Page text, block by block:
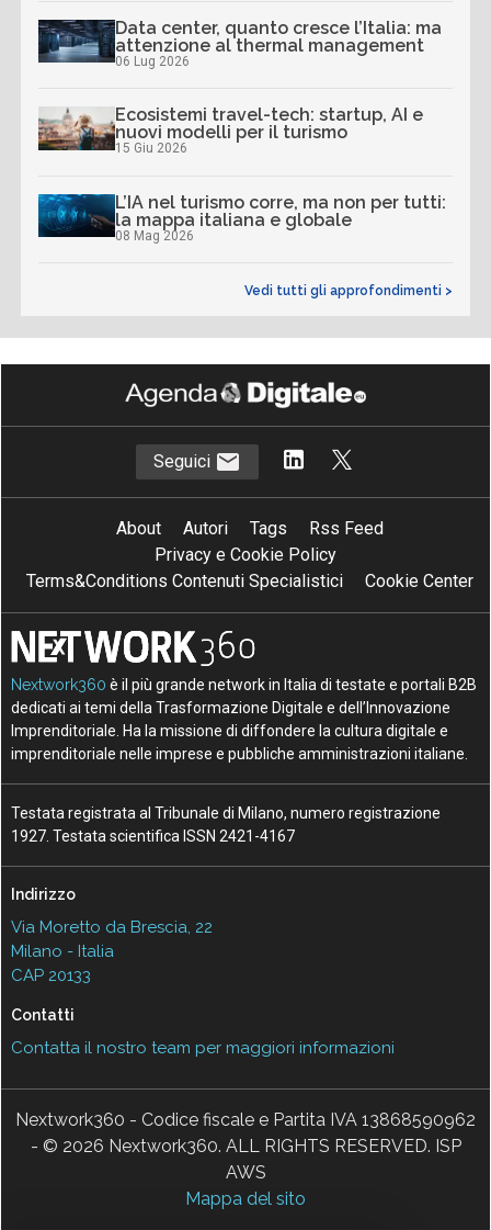
Data center, quanto cresce l’Italia: ma
attenzione al thermal management
06 Lug 2026
Ecosistemi travel-tech: startup, AI e
nuovi modelli per il turismo
15 Giu 2026
L’IA nel turismo corre, ma non per tutti:
la mappa italiana e globale
08 Mag 2026
Vedi tutti gli approfondimenti >
Seguici
About Autori Tags
Rss Feed
Privacy e Cookie Policy
Terms&Conditions Contenuti Specialistici
Cookie Center
Nextwork360 è il più grande network in Italia di testate e portali B2B
dedicati ai temi della Trasformazione Digitale e dell’Innovazione
Imprenditoriale. Ha la missione di diffondere la cultura digitale e
imprenditoriale nelle imprese e pubbliche amministrazioni italiane.
Testata registrata al Tribunale di Milano, numero registrazione
1927. Testata scientifica ISSN 2421-4167
Indirizzo
Via Moretto da Brescia, 22
Milano - Italia
CAP 20133
Contatti
Contatta il nostro team per maggiori informazioni
Nextwork360 - Codice fiscale e Partita IVA 13868590962
- © 2026 Nextwork360. ALL RIGHTS RESERVED. ISP
AWS
Mappa del sito